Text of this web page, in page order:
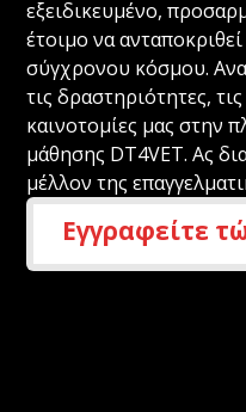
εξειδικευμένο,
έτοιμο να
σύγχρονου κόσμου.
τις δραστηριότητες,
καινοτομίες μας στην
μάθησης DT4VET. Ας
μέλλον της
Εγγραφείτε